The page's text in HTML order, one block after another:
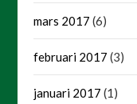
mars 2017 (6)
februari 2017 (3)
januari 2017 (1)